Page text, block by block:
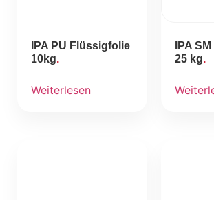
IPA PU Flüssigfolie
10kg
Weiterlesen
IPA
25 kg